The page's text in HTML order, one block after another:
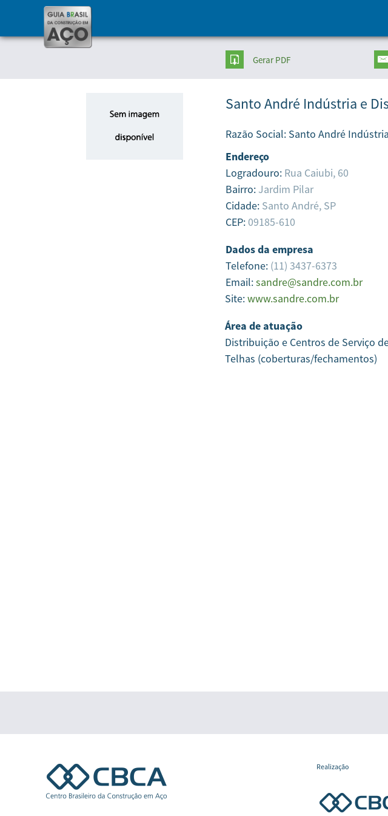
Gerar PDF
Santo André Indústria e
Razão Social: Santo André
Endereço
Logradouro: Rua Caiubi, 60
Bairro: Jardim Pilar
Cidade: Santo André, SP
CEP: 09185-610
Dados da empresa
Telefone: (11) 3437-6373
Email:sandre@sandre.com.br
Site:www.sandre.com.br
Área de atuação
Distribuição e Centros de Serviço
Telhas (coberturas/fechamentos)
Realização